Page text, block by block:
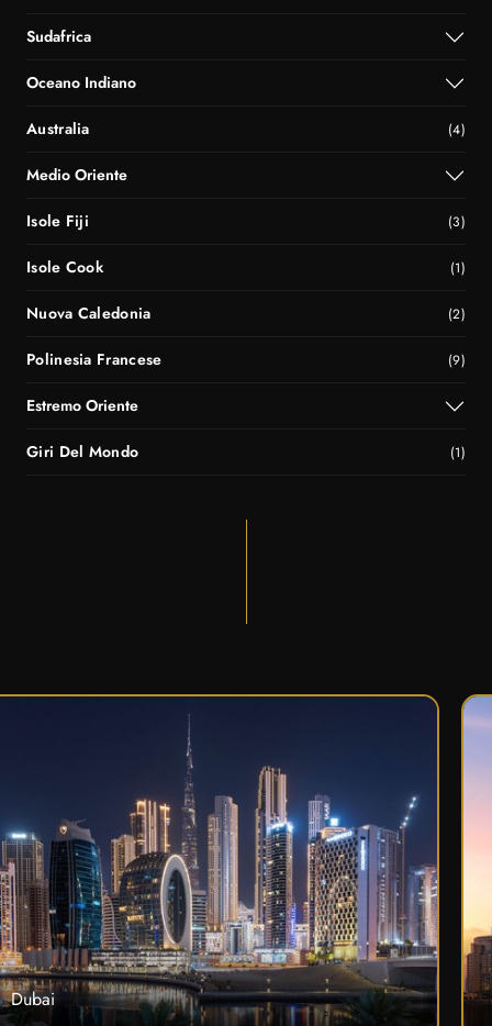
Sudafrica
Oceano Indiano
Australia (4)
Medio Oriente
Isole Fiji (3)
Isole Cook (1)
Nuova Caledonia (2)
Polinesia Francese (9)
Estremo Oriente
Giri Del Mondo (1)
Dubai